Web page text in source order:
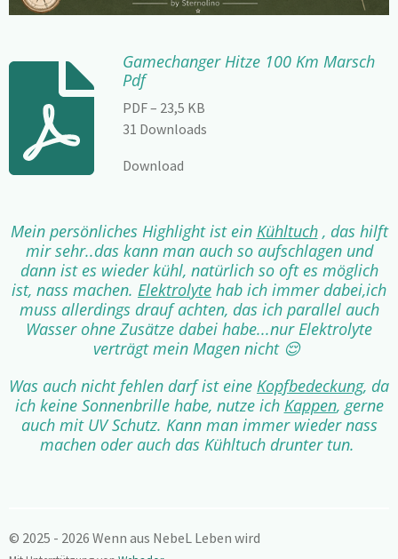
Gamechanger Hitze 100 Km Marsch
Pdf
PDF – 23,5 KB
31 Downloads
Download
Mein persönliches Highlight ist ein Kühltuch, das hilft
mir sehr..das kann man auch so aufschlagen und
dann ist es wieder kühl, natürlich so oft es möglich
ist, nass machen. Elektrolyte hab ich immer dabei,ich
muss allerdings drauf achten, das ich parallel auch
Wasser ohne Zusätze dabei habe...nur Elektrolyte
verträgt mein Magen nicht 😌
Was auch nicht fehlen darf ist eine Kopfbedeckung, da
ich keine Sonnenbrille habe, nutze ich Kappen, gerne
auch mit UV Schutz. Kann man immer wieder nass
machen oder auch das Kühltuch drunter tun.
© 2025 - 2026 Wenn aus NebeL Leben wird